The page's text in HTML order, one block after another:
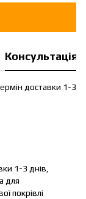
Консультація
доставки 1-3
1-3 днів,
для
покрівлі